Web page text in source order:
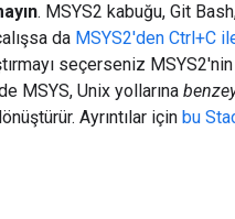
. MSYS2 kabuğu, Git
da MSYS2'den Ctrl+C
seçerseniz
MSYS, Unix yollarına
Ayrıntılar için bu